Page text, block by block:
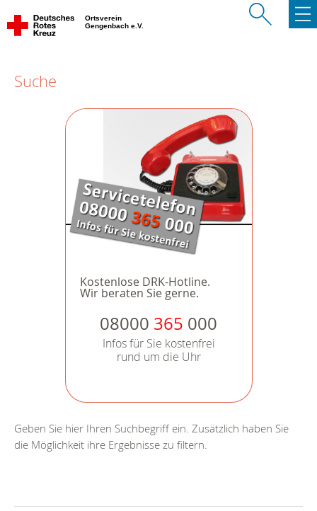
Ortsverein
Gengenbach e.V.
Suche
Kostenlose DRK-Hotline.
Wir beraten Sie gerne.
08000 365 000
Infos für Sie kostenfrei
rund um die Uhr
Geben Sie hier Ihren Suchbegriff ein. Zusätzlich haben Sie
die Möglichkeit ihre Ergebnisse zu filtern.